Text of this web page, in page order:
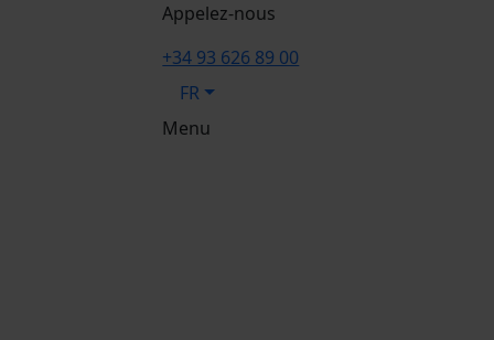
Appelez-nous
+34 93 626 89 00
FR
Menu